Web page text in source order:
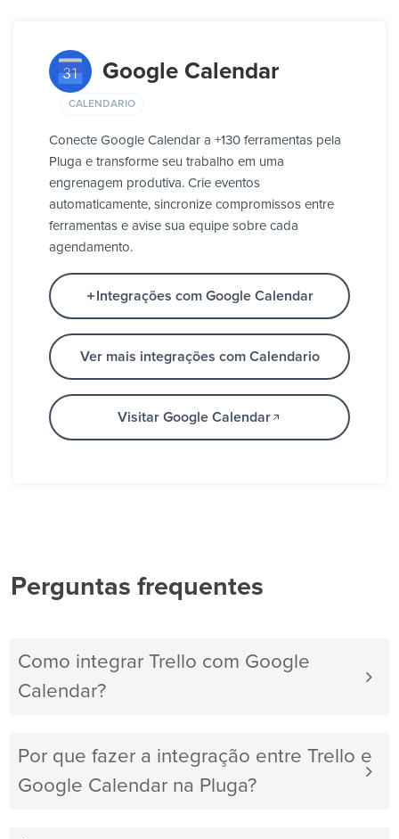
Google Calendar
CALENDARIO
Conecte Google Calendar a +130 ferramentas pela
Pluga e transforme seu trabalho em uma
engrenagem produtiva. Crie eventos
automaticamente, sincronize compromissos entre
ferramentas e avise sua equipe sobre cada
agendamento.
Integrações com Google Calendar
Ver mais integrações com Calendario
Visitar Google Calendar
Perguntas frequentes
Como integrar Trello com Google
Calendar?
Por que fazer a integração entre Trello e
Google Calendar na Pluga?